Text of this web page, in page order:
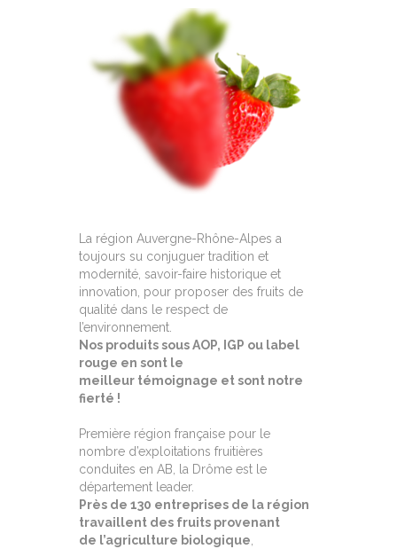
La région Auvergne-Rhône-Alpes a
toujours su conjuguer tradition et
modernité, savoir-faire historique et
innovation, pour proposer des fruits de
qualité dans le respect de
l’environnement.
Nos produits sous AOP, IGP ou label
rouge en sont le
meilleur témoignage et sont notre
fierté !
Première région française pour le
nombre d’exploitations fruitières
conduites en AB, la Drôme est le
département leader.
Près de 130 entreprises de la région
travaillent des fruits provenant
de l’agriculture biologique